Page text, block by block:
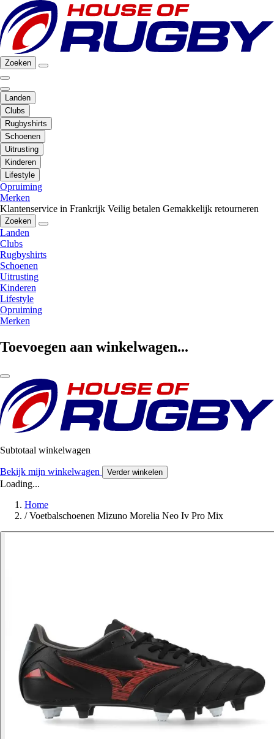
Zoeken
Landen
Clubs
Rugbyshirts
Schoenen
Uitrusting
Kinderen
Lifestyle
Opruiming
Merken
Klantenservice in Frankrijk Veilig betalen Gemakkelijk retourneren
Zoeken
Landen
Clubs
Rugbyshirts
Schoenen
Uitrusting
Kinderen
Lifestyle
Opruiming
Merken
Toevoegen aan winkelwagen...
Subtotaal winkelwagen
Bekijk mijn winkelwagen Verder winkelen
Loading...
Home
/ Voetbalschoenen Mizuno Morelia Neo Iv Pro Mix